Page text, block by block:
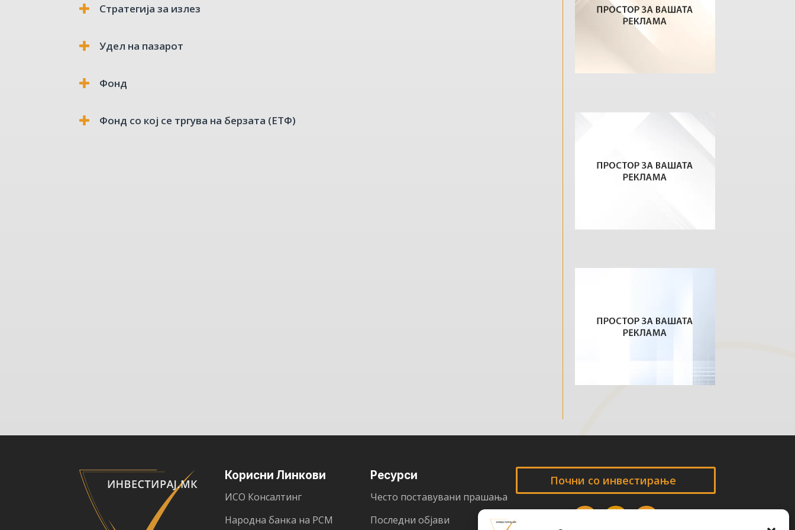
Стратегија за излез
Удел на пазарот
Фонд
Фонд со кој се тргува на берзата (ЕТФ)
Корисни Линкови
ИСО Консалтинг
Народна банка на РСМ
Ресурси
Често поставувани прашања
Последни објави
Почни со инвестирање